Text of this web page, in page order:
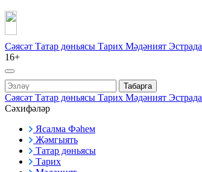
Сәясәт Татар дөньясы Тарих Мәдәният Эстрада
16+
Табарга
Сәясәт Татар дөньясы Тарих Мәдәният Эстрада
Сәхифәләр
Ясалма Фәһем
Җәмгыять
Татар дөньясы
Тарих